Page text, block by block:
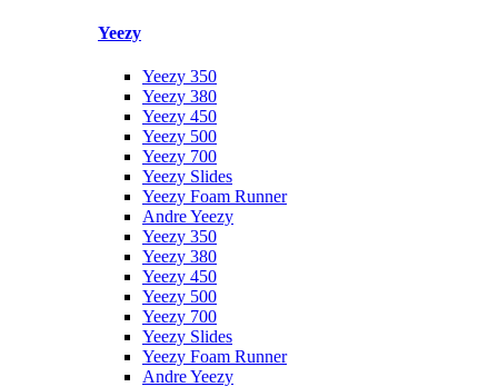
Yeezy
Yeezy 350
Yeezy 380
Yeezy 450
Yeezy 500
Yeezy 700
Yeezy Slides
Yeezy Foam Runner
Andre Yeezy
Yeezy 350
Yeezy 380
Yeezy 450
Yeezy 500
Yeezy 700
Yeezy Slides
Yeezy Foam Runner
Andre Yeezy